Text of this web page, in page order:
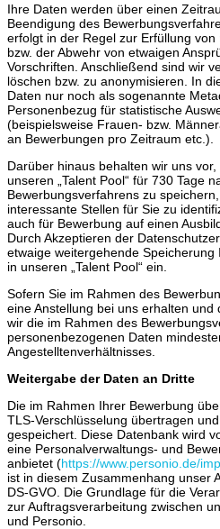
Ihre Daten werden über einen
Beendigung des
erfolgt in der Regel zur Erfüllung
bzw. der Abwehr von etwaigen
Vorschriften. Anschließend sind wir
löschen bzw. zu anonymisieren. In
Daten nur noch als sogenannte
Personenbezug für statistische
(beispielsweise Frauen- bzw.
an Bewerbungen pro Zeitraum etc.).
Darüber hinaus behalten wir uns
unseren „Talent Pool“ für 730 Tage
Bewerbungsverfahrens zu
interessante Stellen für Sie zu
auch für Bewerbung auf einen
Durch Akzeptieren der
etwaige weitergehende
in unseren „Talent Pool“ ein.
Sofern Sie im Rahmen des
eine Anstellung bei uns erhalten und
wir die im Rahmen des
personenbezogenen Daten
Angestelltenverhältnisses.
Weitergabe der Daten an Dritte
Die im Rahmen Ihrer Bewerbung
TLS-Verschlüsselung übertragen
gespeichert. Diese Datenbank wird
eine Personalverwaltungs- und
anbietet (https://www.personio.de/
ist in diesem Zusammenhang unser
DS-GVO. Die Grundlage für die
zur Auftragsverarbeitung zwischen
und Personio.